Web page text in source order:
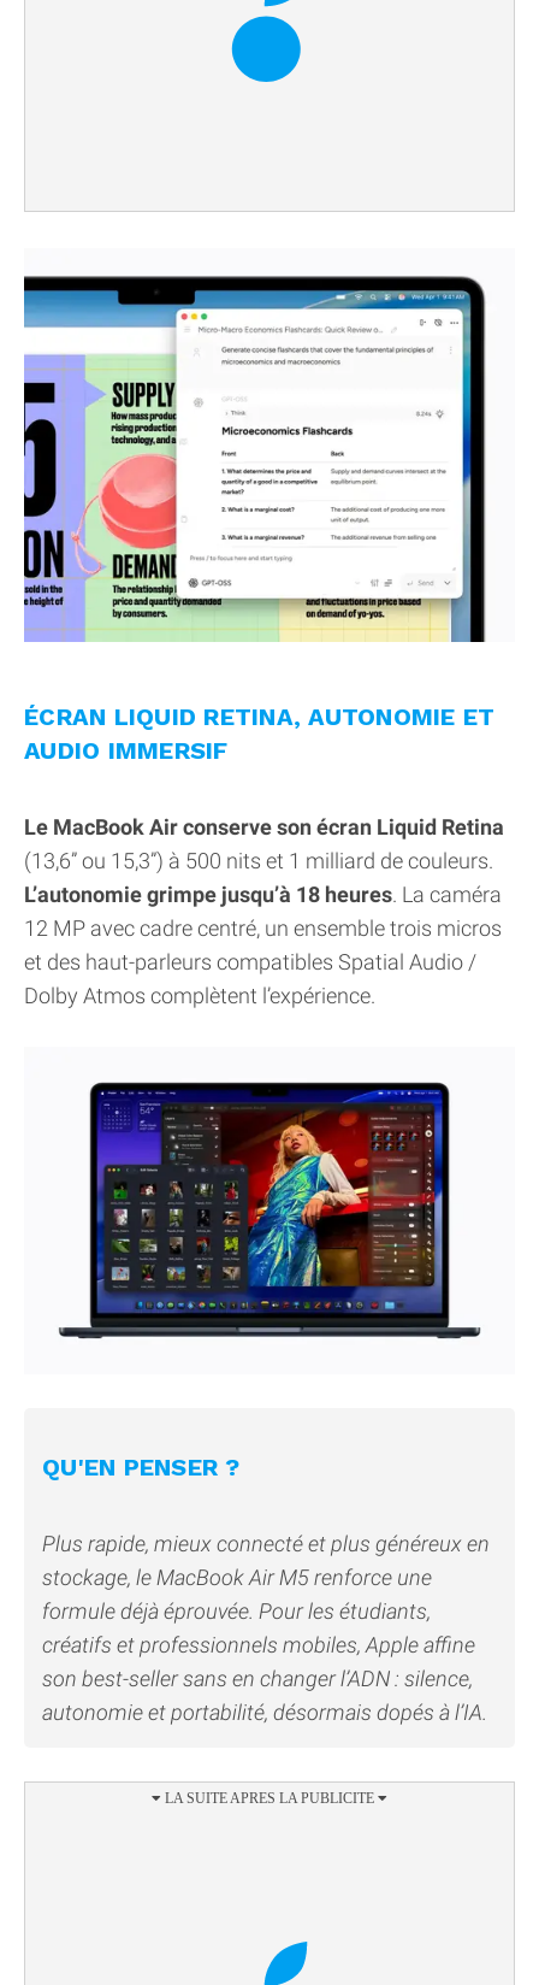
ÉCRAN LIQUID RETINA, AUTONOMIE ET
AUDIO IMMERSIF
Le MacBook Air conserve son écran Liquid Retina
(13,6” ou 15,3”) à 500 nits et 1 milliard de couleurs.
L’autonomie grimpe jusqu’à 18 heures. La caméra
12 MP avec cadre centré, un ensemble trois micros
et des haut-parleurs compatibles Spatial Audio /
Dolby Atmos complètent l’expérience.
QU'EN PENSER ?
Plus rapide, mieux connecté et plus généreux en
stockage, le MacBook Air M5 renforce une
formule déjà éprouvée. Pour les étudiants,
créatifs et professionnels mobiles, Apple affine
son best-seller sans en changer l’ADN : silence,
autonomie et portabilité, désormais dopés à l’IA.